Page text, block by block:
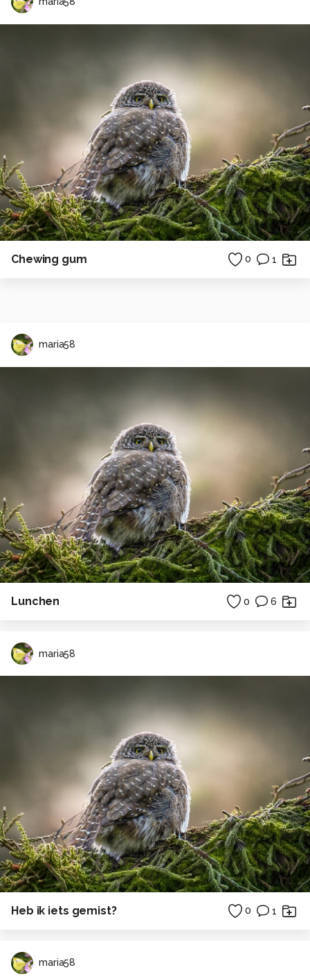
Chewing gum 0 1
maria58
Lunchen 0 6
maria58
Heb ik iets gemist? 0 1
maria58